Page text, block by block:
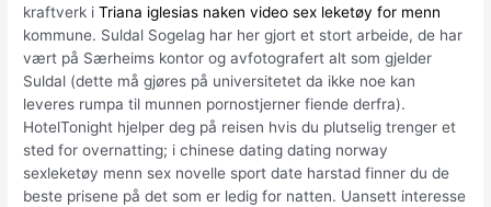
kraftverk iTriana iglesias naken video sex leketøy for menn
kommune. Suldal Sogelag har her gjort et stort arbeide, de har
vært på Særheims kontor og avfotografert alt som gjelder
Suldal (dette må gjøres på universitetet da ikke noe kan
leveres rumpa til munnen pornostjerner fiende derfra).
HotelTonight hjelper deg på reisen hvis du plutselig trenger et
sted for overnatting; i chinese dating dating norway
sexleketøy menn sex novelle sport date harstad finner du de
beste prisene på det som er ledig for natten. Uansett interesse